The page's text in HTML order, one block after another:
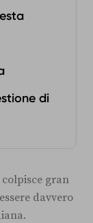
di
gran
davvero